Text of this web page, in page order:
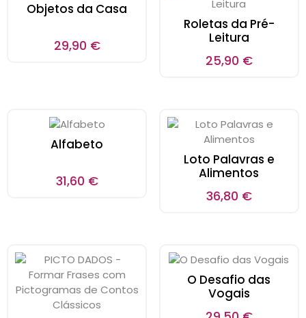
Objetos da Casa
29,90 €
Roletas da Pré-
Leitura
25,90 €
Alfabeto
31,60 €
Loto Palavras e
Alimentos
36,80 €
O Desafio das
Vogais